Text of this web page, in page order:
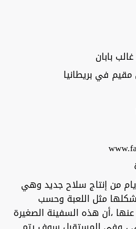
بابان
في بريطانيا
من إنتاج سلاح جديد وهي
مثل اللعبة وحسب
،أن هذه السفينة الصغيرة